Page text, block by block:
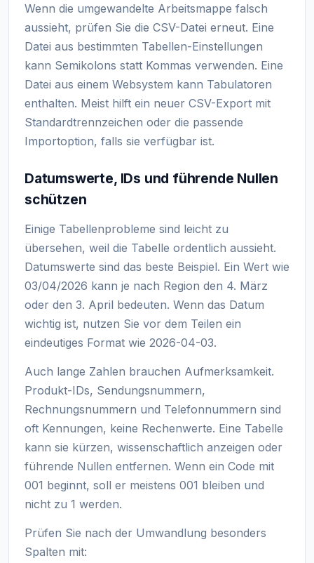
Wenn die umgewandelte Arbeitsmappe falsch
aussieht, prüfen Sie die CSV-Datei erneut. Eine
Datei aus bestimmten Tabellen-Einstellungen
kann Semikolons statt Kommas verwenden. Eine
Datei aus einem Websystem kann Tabulatoren
enthalten. Meist hilft ein neuer CSV-Export mit
Standardtrennzeichen oder die passende
Importoption, falls sie verfügbar ist.
Datumswerte, IDs und führende Nullen
schützen
Einige Tabellenprobleme sind leicht zu
übersehen, weil die Tabelle ordentlich aussieht.
Datumswerte sind das beste Beispiel. Ein Wert wie
03/04/2026 kann je nach Region den 4. März
oder den 3. April bedeuten. Wenn das Datum
wichtig ist, nutzen Sie vor dem Teilen ein
eindeutiges Format wie 2026-04-03.
Auch lange Zahlen brauchen Aufmerksamkeit.
Produkt-IDs, Sendungsnummern,
Rechnungsnummern und Telefonnummern sind
oft Kennungen, keine Rechenwerte. Eine Tabelle
kann sie kürzen, wissenschaftlich anzeigen oder
führende Nullen entfernen. Wenn ein Code mit
001 beginnt, soll er meistens 001 bleiben und
nicht zu 1 werden.
Prüfen Sie nach der Umwandlung besonders
Spalten mit: